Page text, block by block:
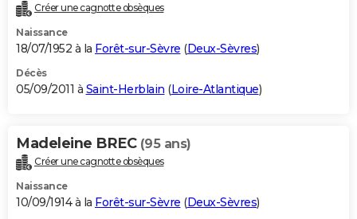
Créer une cagnotte obsèques
Naissance
18/07/1952 à la Forêt-sur-Sèvre (Deux-Sèvres)
Décès
05/09/2011 à Saint-Herblain (Loire-Atlantique)
Madeleine BREC (95 ans)
Créer une cagnotte obsèques
Naissance
10/09/1914 à la Forêt-sur-Sèvre (Deux-Sèvres)